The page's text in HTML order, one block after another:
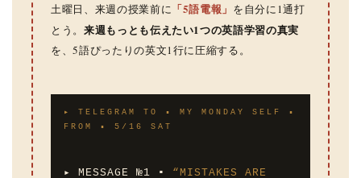
土曜日、来週の授業前に 「5語電報」 を自分に1通打
とう。 来週もっとも伝えたい1つの英語学習の真実
を、5語ぴったりの英文1行に圧縮する。
▸ TELEGRAM TO ▪ MY MONDAY SELF ▪
FROM ▪ 5/16 SAT
▸ MESSAGE №1 ▪ “MISTAKES ARE